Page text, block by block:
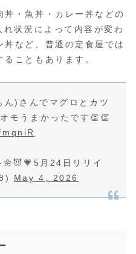
・魚丼・カレー丼などの
状況によって内容が変わ
丼など、普通の定食屋では
ることもあります。
)さんでマグロとカツ
モうまかったです👏👏
月24日リリイ
May 4, 2026